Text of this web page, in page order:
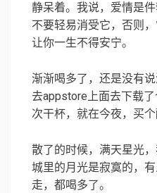
静呆着。我说，爱情是
不要轻易消受它，否则
让你一生不得安宁。
渐渐喝多了，还是没有
去appstore上面去下载
次干杯，就在今夜，买个
散了的时候，满天星光
城里的月光是寂寞的，
走，都喝多了。